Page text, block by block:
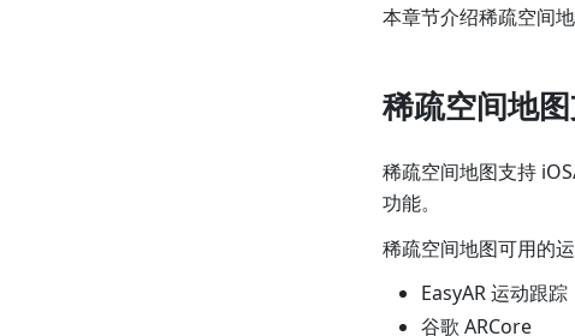
本章节介绍稀疏空间
稀疏空间地
稀疏空间地图支持
功能。
稀疏空间地图可用的
EasyAR 运动跟
谷歌 ARCore